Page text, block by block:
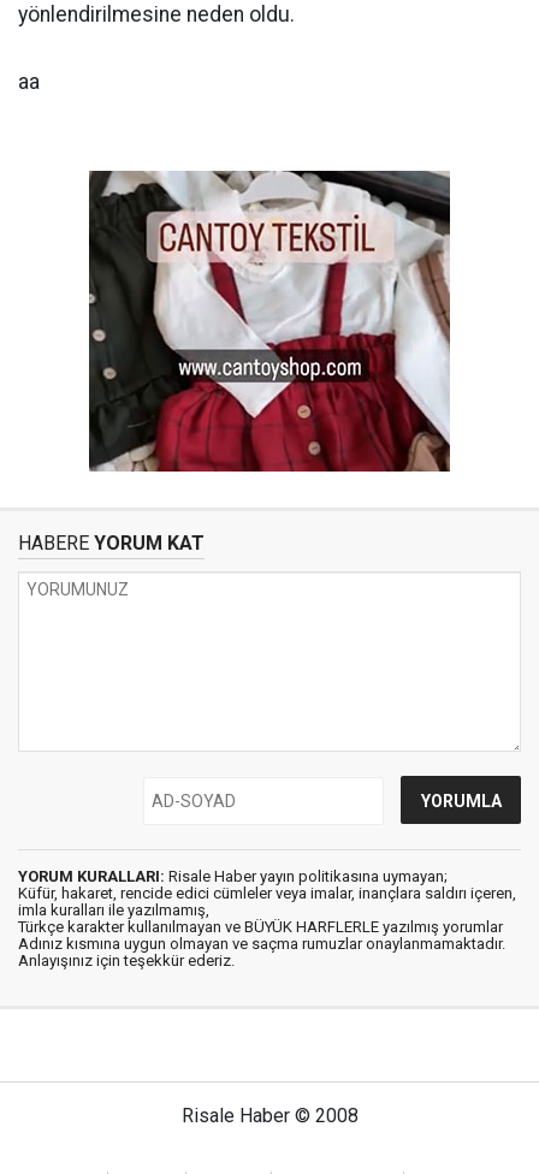
yönlendirilmesine neden oldu.
aa
HABERE YORUM KAT
YORUM KURALLARI: Risale Haber yayın politikasına uymayan;
Küfür, hakaret, rencide edici cümleler veya imalar, inançlara saldırı içeren,
imla kuralları ile yazılmamış,
Türkçe karakter kullanılmayan ve BÜYÜK HARFLERLE yazılmış yorumlar
Adınız kısmına uygun olmayan ve saçma rumuzlar onaylanmamaktadır.
Anlayışınız için teşekkür ederiz.
Risale Haber © 2008